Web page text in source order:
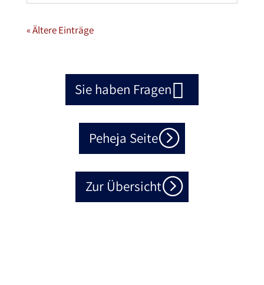
« Ältere Einträge
Sie haben Fragen
Peheja Seite
Zur Übersicht